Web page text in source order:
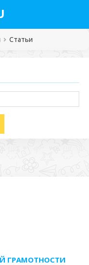
Статьи
ГРАМОТНОСТИ